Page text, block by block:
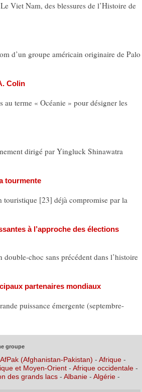
Viet Nam, des blessures de l’Histoire de
d’un groupe américain originaire de Palo
Colin
au terme « Océanie » pour désigner les
dirigé par Yingluck Shinawatra
tourmente
[23] déjà compromise par la
à l’approche des élections
choc sans précédent dans l’histoire
partenaires mondiaux
puissance émergente (septembre-
groupe
AfPak (Afghanistan-Pakistan) - Afrique-
et Moyen-Orient - Afrique occidentale -
des grands lacs- Albanie - Algérie -